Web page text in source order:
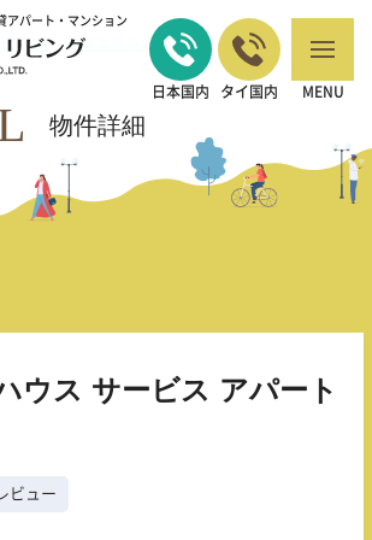
アパート・マンション
日本国内 タイ国内 MENU
貸 TOP >営業本部長の熱血レビュー >ザ ケープ ハウ
ス サービス アパートメント
物件詳細
ウス サービス アパート
ビュー